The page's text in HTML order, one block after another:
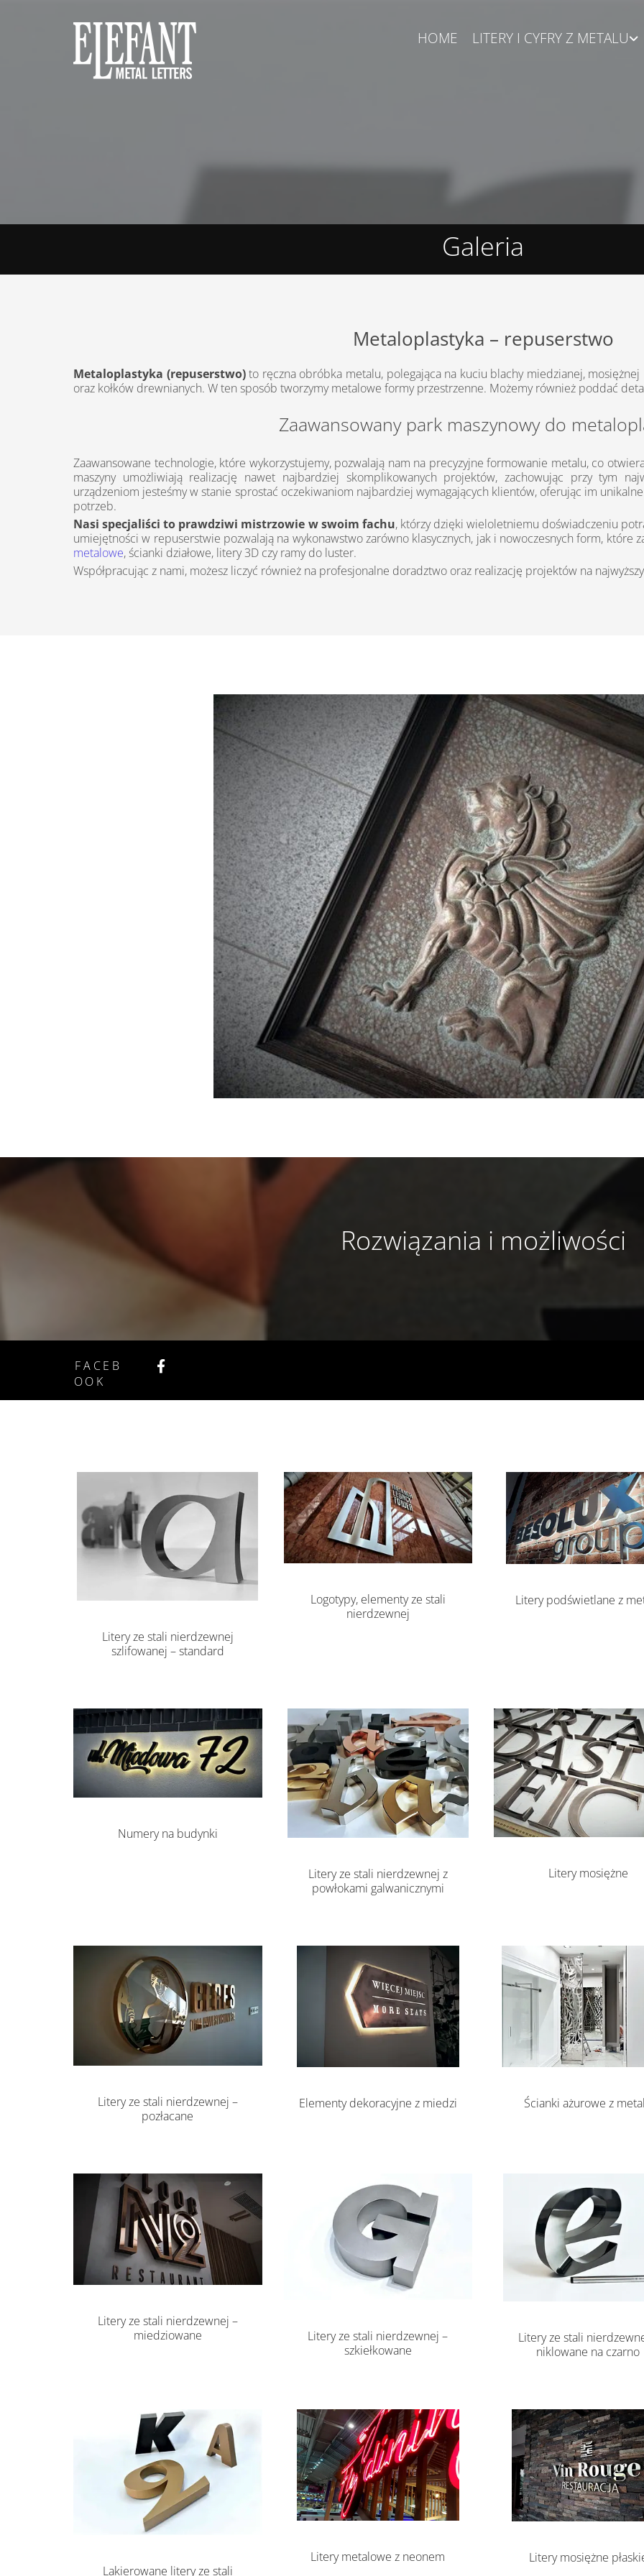
HOME LITERY I CYFRY Z METALU
Galeria
Metaloplastyka – repuserstwo
Metaloplastyka (repuserstwo)to ręczna obróbka metalu, polegająca na kuciu blachy miedzianej,
oraz kołków drewnianych. W ten sposób tworzymy metalowe formy przestrzenne. Możemy również poddać
Zaawansowany park maszynowy do
Zaawansowane technologie, które wykorzystujemy, pozwalają nam na precyzyjne formowanie metalu, co
maszyny umożliwiają realizację nawet najbardziej skomplikowanych projektów, zachowując przy tym
urządzeniom jesteśmy w stanie sprostać oczekiwaniom najbardziej wymagających klientów, oferując im
potrzeb.
Nasi specjaliści to prawdziwi mistrzowie w swoim fachu, którzy dzięki wieloletniemu doświadczeniu
umiejętności w repuserstwie pozwalają na wykonawstwo zarówno klasycznych, jak i nowoczesnych form, które
metalowe, ścianki działowe, litery 3D czy ramy do luster.
Współpracując z nami, możesz liczyć również na profesjonalne doradztwo oraz realizację projektów na
Rozwiązania i możliwości
FACEB
OOK
Litery ze stali nierdzewnej
szlifowanej – standard
Logotypy, elementy ze stali
nierdzewnej
Litery podświetlane z
Numery na budynki
Litery ze stali nierdzewnej z
powłokami galwanicznymi
Litery mosiężne
Litery ze stali nierdzewnej –
pozłacane
Elementy dekoracyjne z miedzi Ścianki ażurowe z
Litery ze stali nierdzewnej –
miedziowane
Litery ze stali nierdzewnej –
szkiełkowane
Litery ze stali
niklowane na czarno
Lakierowane litery ze stali
Litery metalowe z neonem Litery mosiężne